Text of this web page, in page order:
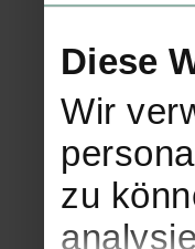
Diese
Wir
zu